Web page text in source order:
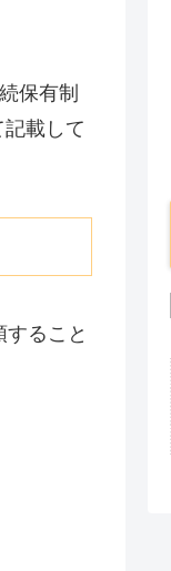
保有制
載して
ること